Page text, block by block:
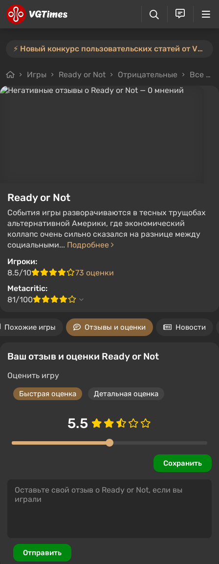
⚡️ Новый конкурс пользовательских статей от VGTimes — участвуйте тут ⚡️
Игры Ready or Not Отрицательные Все отзывы
Ready or Not
События игры разворачиваются в тесных трущобах
альтернативной Америки, где экономический
коллапс очень сильно сказался на разнице между
социальными... Подробнее
Игроки:
8.5/10
73 оценки
Metacritic:
81/100
Похожие игры Отзывы и оценки Новости
Ваш отзыв и оценки Ready or Not
Оценить игру
Быстрая оценка Детальная оценка
5.5
Сохранить
Отправить